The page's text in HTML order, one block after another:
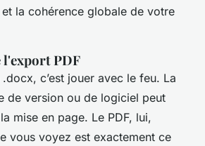
la cohérence globale de votre
l'export PDF
c’est jouer avec le feu. La
de version ou de logiciel peut
mise en page. Le PDF, lui,
vous voyez est exactement ce